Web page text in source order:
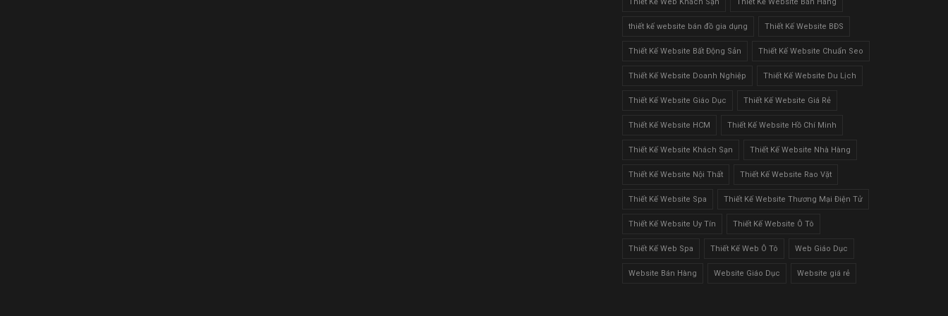
thiết kế website bán đồ gia dụng Thiết Kế Website BĐS
Thiết Kế Website Bất Động Sản Thiết Kế Website Chuẩn Seo
Thiết Kế Website Doanh Nghiệp Thiết Kế Website Du Lịch
Thiết Kế Website Giáo Dục Thiết Kế Website Giá Rẻ
Thiết Kế Website HCM Thiết Kế Website Hồ Chí Minh
Thiết Kế Website Khách Sạn Thiết Kế Website Nhà Hàng
Thiết Kế Website Nội Thất Thiết Kế Website Rao Vặt
Thiết Kế Website Spa Thiết Kế Website Thương Mại Điện Tử
Thiết Kế Website Uy Tín Thiết Kế Website Ô Tô
Thiết Kế Web Spa Thiết Kế Web Ô Tô Web Giáo Dục
Website Bán Hàng Website Giáo Dục Website giá rẻ